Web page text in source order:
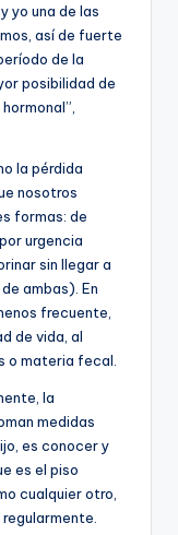
yo una de las
así de fuerte
de la
posibilidad de
la pérdida
nosotros
formas: de
urgencia
sin llegar a
ambas). En
frecuente,
de vida, al
o materia fecal.
la
medidas
es conocer y
es el piso
cualquier otro,